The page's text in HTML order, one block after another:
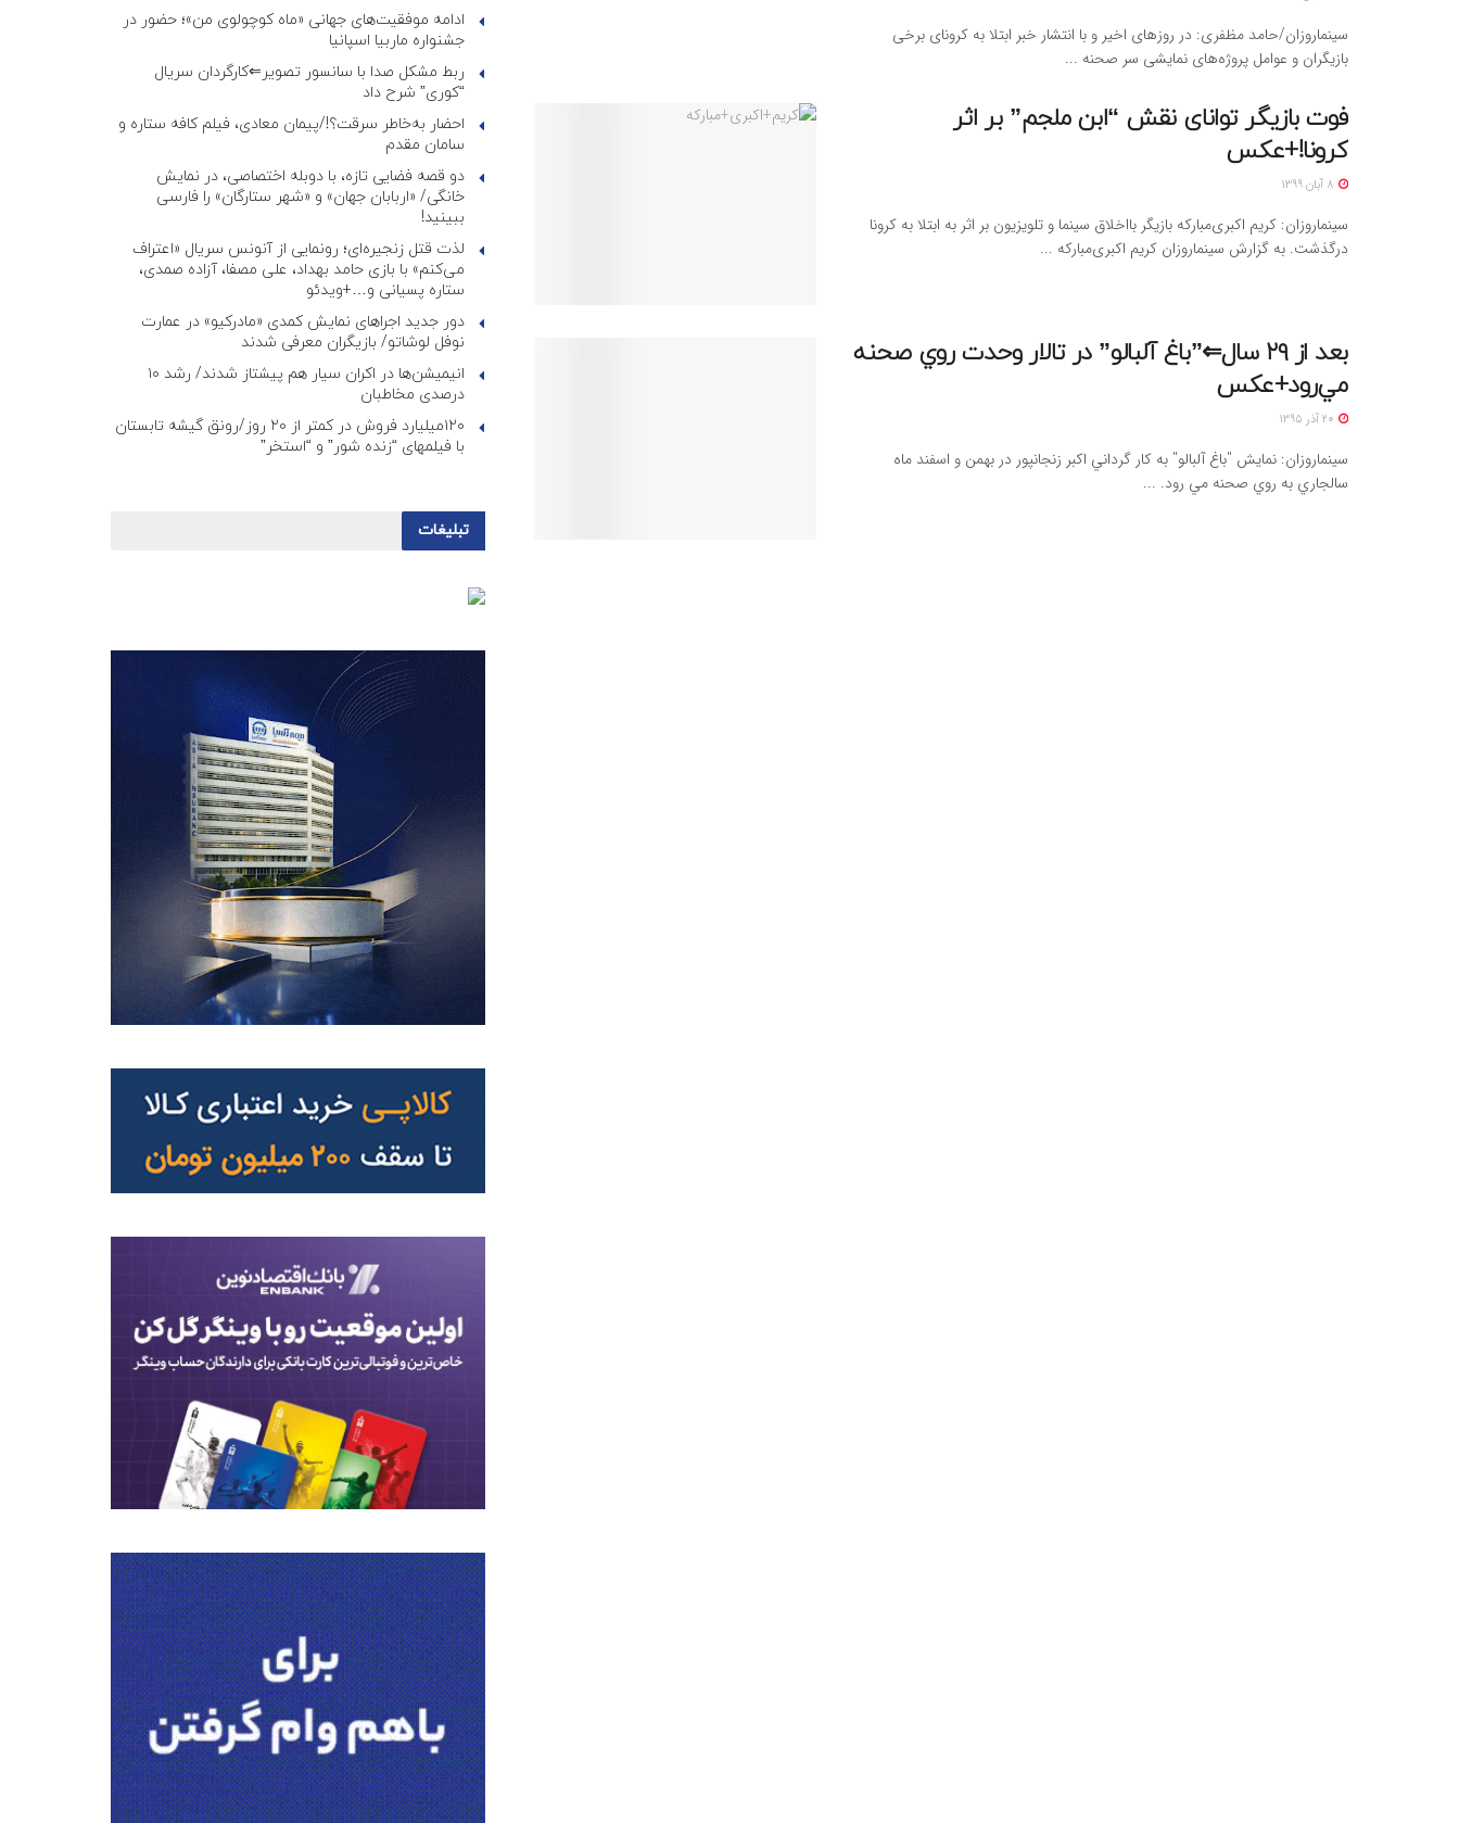
سینماروزان/حامد مظفری: در روزهای اخیر و با انتشار خبر ابتلا به کرونای برخی
بازیگران و عوامل پروژه‌های نمایشی سر صحنه ...
فوت بازیگر توانای نقش “ابن ملجم” بر اثر
کرونا!+عکس
سینماروزان: کریم اکبری‌مبارکه بازیگر بااخلاق سینما و تلویزیون بر اثر به ابتلا به کرونا
درگذشت. به گزارش سینماروزان کریم اکبری‌مبارکه ...
بعد از ٢٩ سال⇐”باغ آلبالو” در تالار وحدت روي صحنه
مي‌رود+عکس
سینماروزان: نمايش "باغ آلبالو" به كار گرداني اكبر زنجانپور در بهمن و اسفند ماه
سالجاري به روي صحنه مي رود. ...
ادامه موفقیت‌های جهانی «ماه کوچولوی من»؛ حضور در
جشنواره ماربیا اسپانیا
ربط مشکل صدا با سانسور تصویر⇐کارگردان سریال
“کوری” شرح داد
احضار به‌خاطر سرقت؟!/پیمان معادی، فیلم کافه ستاره و
سامان مقدم
دو قصه فضایی تازه، با دوبله اختصاصی، در نمایش
خانگی/ «اربابان جهان» و «شهر ستارگان» را فارسی
ببینید!
لذت قتل زنجیره‌ای؛ رونمایی از آنونس سریال «اعتراف
می‌کنم» با بازی حامد بهداد، علی مصفا، آزاده صمدی،
ستاره پسیانی و…+ویدئو
دور جدید اجراهای نمایش کمدی «مادرکیو» در عمارت
نوفل لوشاتو/ بازیگران معرفی شدند
انیمیشن‌ها در اکران سیار هم پیشتاز شدند/ رشد ۱۰
درصدی مخاطبان
۱۲۰میلیارد فروش در کمتر از ۲۰ روز/رونق گیشه تابستان
با فیلمهای “زنده شور” و “استخر”
تبلیغات